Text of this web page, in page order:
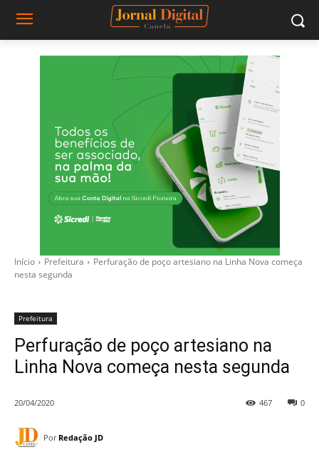
Início Prefeitura
Perfuração de poço artesiano na Linha Nova começa
nesta segunda
Prefeitura
Perfuração de poço artesiano na
Linha Nova começa nesta segunda
20/04/2020 0
467
Por Redação JD